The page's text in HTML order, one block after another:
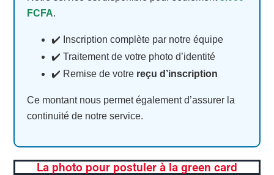
FCFA.
✔️ Inscription complète par notre équipe
✔️ Traitement de votre photo d’identité
✔️ Remise de votre reçu d’inscription
Ce montant nous permet également d’assurer la
continuité de notre service.
La photo pour postuler à la green card